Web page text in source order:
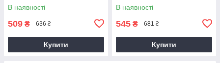
В наявності
509 ₴ 636 ₴
Купити
В наявності
545 ₴ 681 ₴
Купити